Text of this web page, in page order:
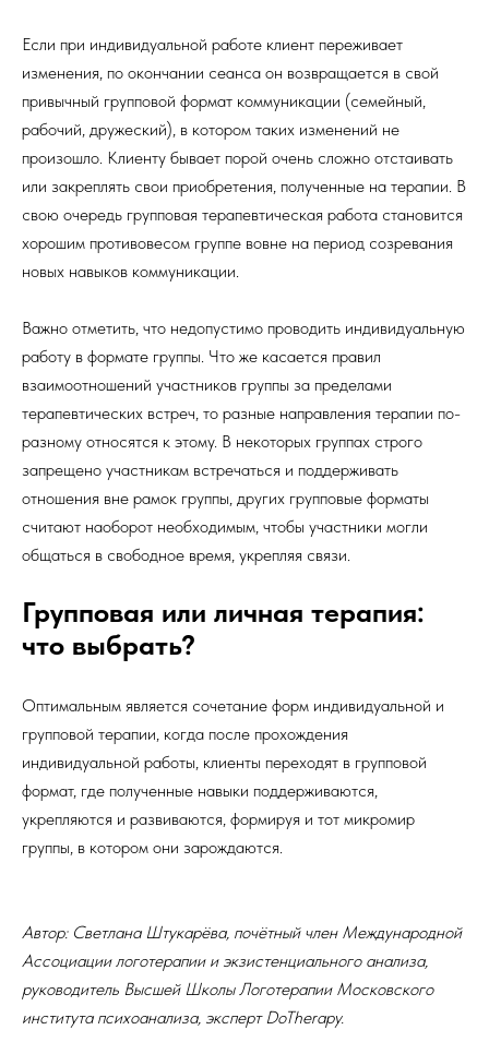
Если при индивидуальной работе клиент переживает
изменения, по окончании сеанса он возвращается в свой
привычный групповой формат коммуникации (семейный,
рабочий, дружеский), в котором таких изменений не
произошло. Клиенту бывает порой очень сложно отстаивать
или закреплять свои приобретения, полученные на терапии. В
свою очередь групповая терапевтическая работа становится
хорошим противовесом группе вовне на период созревания
новых навыков коммуникации.
Важно отметить, что недопустимо проводить индивидуальную
работу в формате группы. Что же касается правил
взаимоотношений участников группы за пределами
терапевтических встреч, то разные направления терапии по-
разному относятся к этому. В некоторых группах строго
запрещено участникам встречаться и поддерживать
отношения вне рамок группы, других групповые форматы
считают наоборот необходимым, чтобы участники могли
общаться в свободное время, укрепляя связи.
Групповая или личная терапия:
что выбрать?
Оптимальным является сочетание форм индивидуальной и
групповой терапии, когда после прохождения
индивидуальной работы, клиенты переходят в групповой
формат, где полученные навыки поддерживаются,
укрепляются и развиваются, формируя и тот микромир
группы, в котором они зарождаются.
Автор: Светлана Штукарёва, почётный член Международной
Ассоциации логотерапии и экзистенциального анализа,
руководитель Высшей Школы Логотерапии Московского
института психоанализа, эксперт DoTherapy.